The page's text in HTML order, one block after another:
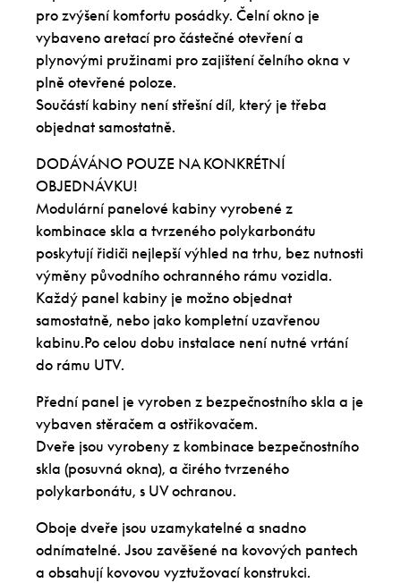
pro zvýšení komfortu posádky. Čelní okno je
vybaveno aretací pro částečné otevření a
plynovými pružinami pro zajištení čelního okna v
plně otevřené poloze.
Součástí kabiny není střešní díl, který je třeba
objednat samostatně.
DODÁVÁNO POUZE NA KONKRÉTNÍ
OBJEDNÁVKU!
Modulární panelové kabiny vyrobené z
kombinace skla a tvrzeného polykarbonátu
poskytují řidiči nejlepší výhled na trhu, bez nutnosti
výměny původního ochranného rámu vozidla.
Každý panel kabiny je možno objednat
samostatně, nebo jako kompletní uzavřenou
kabinu.Po celou dobu instalace není nutné vrtání
do rámu UTV.
Přední panel je vyroben z bezpečnostního skla a je
vybaven stěračem a ostřikovačem.
Dveře jsou vyrobeny z kombinace bezpečnostního
skla (posuvná okna), a čirého tvrzeného
polykarbonátu, s UV ochranou.
Oboje dveře jsou uzamykatelné a snadno
odnímatelné. Jsou zavěšené na kovových pantech
a obsahují kovovou vyztužovací konstrukci.